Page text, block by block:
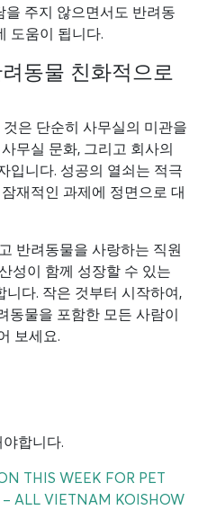
을 주지 않으면서도 반려동
도움이 됩니다.
동물 친화적으로
은 단순히 사무실의 미관을
무실 문화, 그리고 회사의
입니다. 성공의 열쇠는 적극
재적인 과제에 정면으로 대
반려동물을 사랑하는 직원
성이 함께 성장할 수 있는
다. 작은 것부터 시작하여,
동물을 포함한 모든 사람이
보세요.
야합니다.
THIS WEEK FOR PET
– ALL VIETNAM KOISHOW